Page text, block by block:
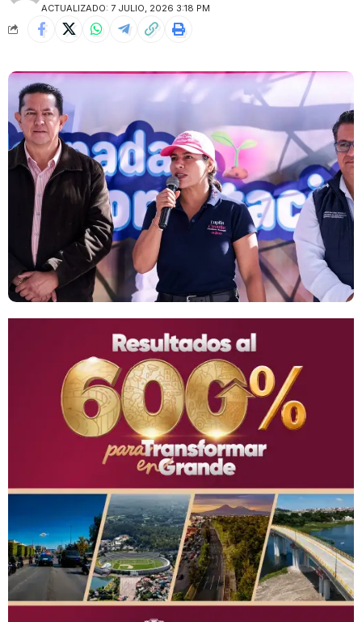
ACTUALIZADO: 7 JULIO, 2026 3:18 PM